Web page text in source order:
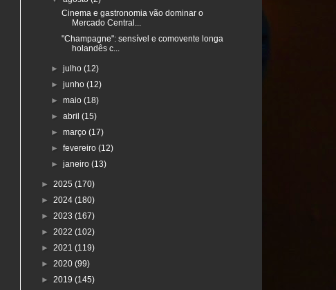
Cinema e gastronomia vão dominar o
Mercado Central...
"Champagne": sensível e comovente longa
holandês c...
►julho(12)
►junho(12)
►maio(18)
►abril(15)
►março(17)
►fevereiro(12)
►janeiro(13)
► 2025 (170)
► 2024 (180)
► 2023 (167)
► 2022 (102)
► 2021 (119)
► 2020 (99)
► 2019 (145)